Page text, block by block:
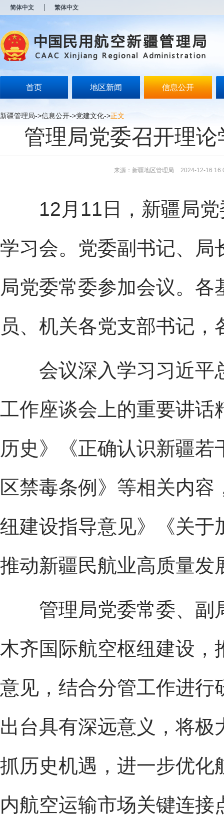
简体中文 繁体中文
首页 地区新闻 信息公开
新疆管理局->信息公开->党建文化->正文
管理局党委召开理
来源：新疆地区管理局 2024-12-16
12月11日，新疆局党
学习会。党委副书记、局
局党委常委参加会议。
员、机关各党支部书记
会议深入学习习近平总
工作座谈会上的重要讲话
历史》《正确认识新疆
区禁毒条例》等相关内
纽建设指导意见》《关于
推动新疆民航业高质量发
管理局党委常委、副
木齐国际航空枢纽建设，
意见，结合分管工作进行
出台具有深远意义，将
抓历史机遇，进一步优化
内航空运输市场关键连
开
无
障
说
按
Alt
键